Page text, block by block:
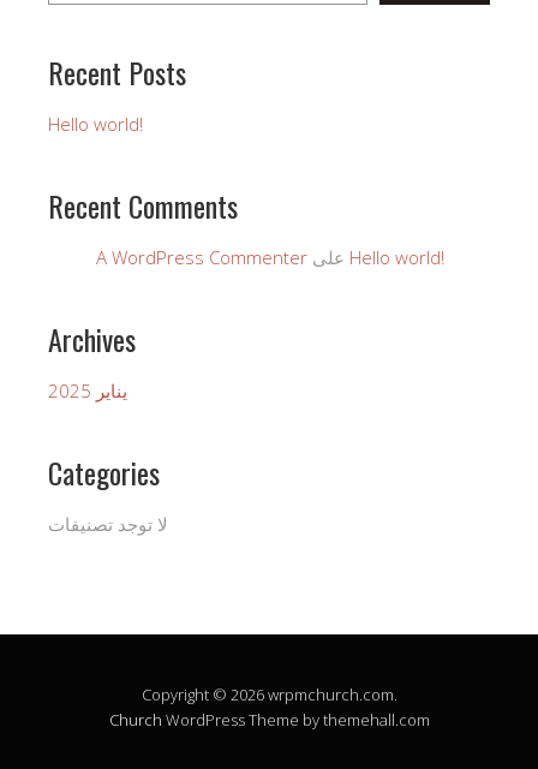
Recent Posts
Hello world!
Recent Comments
A WordPress Commenter Hello world!
Archives
يناير 2025
Categories
لا توجد تصنيفات
Copyright © 2026 wrpmchurch.com.
Church WordPress Theme by themehall.com